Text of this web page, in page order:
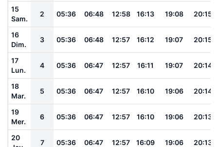
15
Sam.
2 05:36 06:48 12:58 16:13 19:08 20:15
16
Dim.
3 05:36 06:48 12:57 16:12 19:07 20:15
17
Lun.
4 05:36 06:47 12:57 16:11 19:07 20:14
18
Mar.
5 05:36 06:47 12:57 16:10 19:06 20:14
19
Mer.
6 05:36 06:47 12:57 16:10 19:06 20:13
20
7 05:36 06:47 12:57 16:09 19:06 20:13